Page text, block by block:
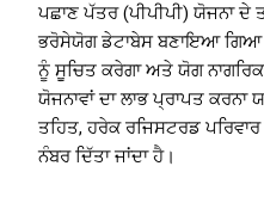
ਪਛਾਣ ਪੱਤਰ (ਪੀਪੀਪੀ) ਯੋਜਨਾ ਦੇ
ਭਰੋਸੇਯੋਗ ਡੇਟਾਬੇਸ ਬਣਾਇਆ ਗਿਆ
ਨੂੰ ਸੂਚਿਤ ਕਰੇਗਾ ਅਤੇ ਯੋਗ
ਯੋਜਨਾਵਾਂ ਦਾ ਲਾਭ ਪ੍ਰਾਪਤ
ਤਹਿਤ, ਹਰੇਕ ਰਜਿਸਟਰਡ
ਨੰਬਰ ਦਿੱਤਾ ਜਾਂਦਾ ਹੈ।